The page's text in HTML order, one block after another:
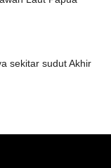
sekitar sudut Akhir